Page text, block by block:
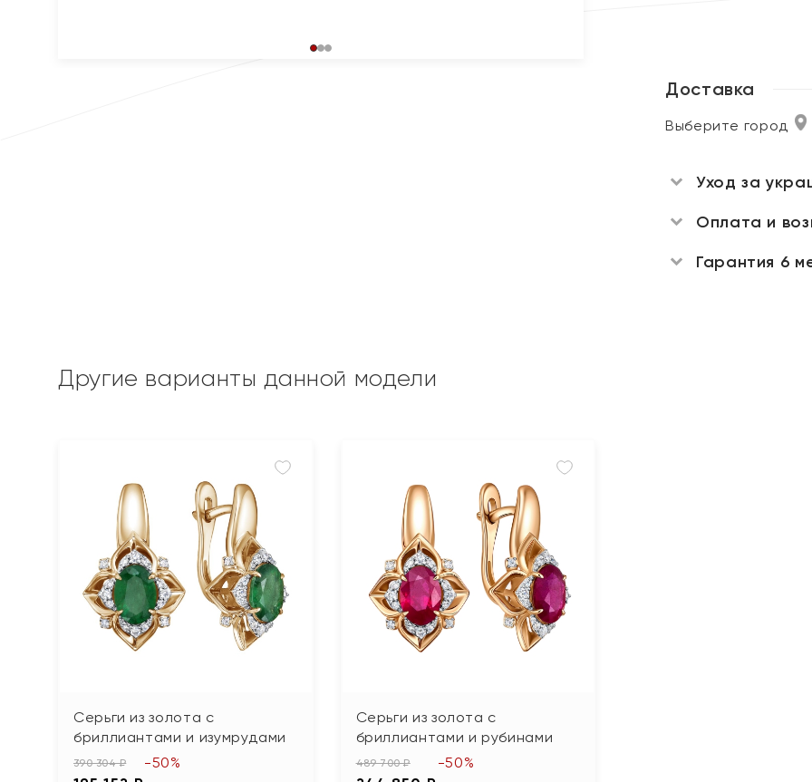
Доставка
Выберите город
Уход за
Оплата и
Гарантия 6
Другие варианты данной модели
Серьги из золота с
бриллиантами и изумрудами
390 304 ₽ -50%
Серьги из золота с
бриллиантами и рубинами
489 700 ₽ -50%